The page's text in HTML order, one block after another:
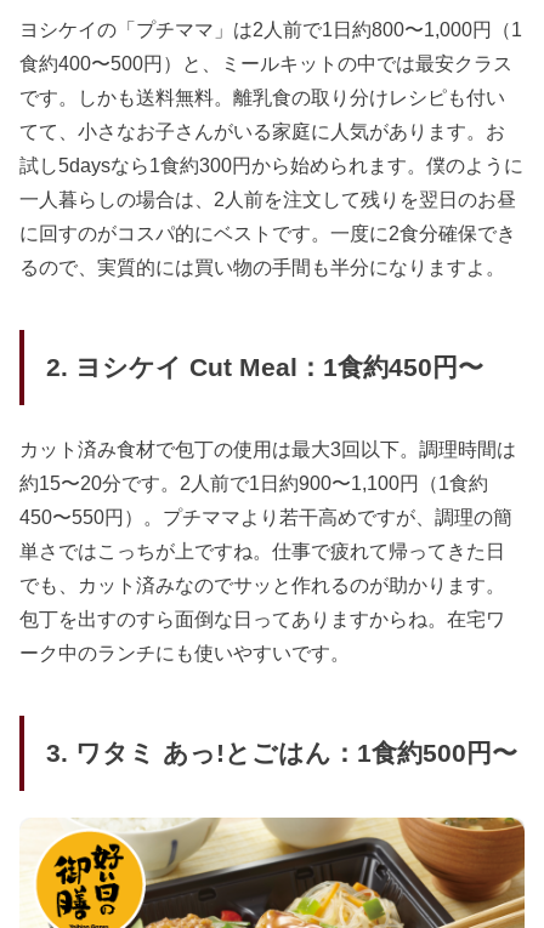
ヨシケイの「プチママ」は2人前で1日約800〜1,000円（1
食約400〜500円）と、ミールキットの中では最安クラス
です。しかも送料無料。離乳食の取り分けレシピも付い
てて、小さなお子さんがいる家庭に人気があります。お
試し5daysなら1食約300円から始められます。僕のように
一人暮らしの場合は、2人前を注文して残りを翌日のお昼
に回すのがコスパ的にベストです。一度に2食分確保でき
るので、実質的には買い物の手間も半分になりますよ。
2. ヨシケイ Cut Meal：1食約450円〜
カット済み食材で包丁の使用は最大3回以下。調理時間は
約15〜20分です。2人前で1日約900〜1,100円（1食約
450〜550円）。プチママより若干高めですが、調理の簡
単さではこっちが上ですね。仕事で疲れて帰ってきた日
でも、カット済みなのでサッと作れるのが助かります。
包丁を出すのすら面倒な日ってありますからね。在宅ワ
ーク中のランチにも使いやすいです。
3. ワタミ あっ!とごはん：1食約500円〜